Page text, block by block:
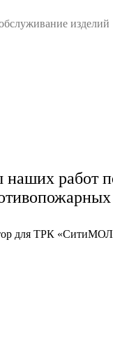
изделий
работ
для ТРК